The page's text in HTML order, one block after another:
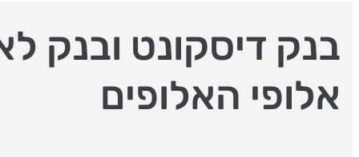
בנק דיסקונט ובנק
אלופי האלופים